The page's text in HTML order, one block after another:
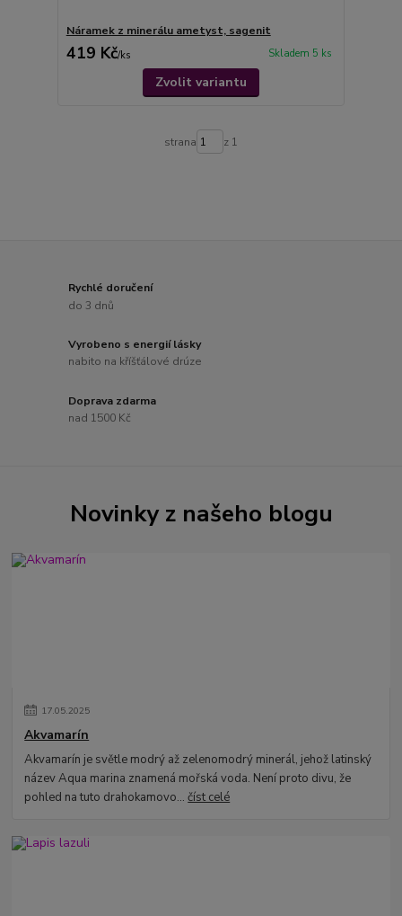
Náramek z minerálu ametyst, sagenit
419 Kč/ks Skladem 5 ks
Zvolit variantu
strana z 1
Rychlé doručení
do 3 dnů
Vyrobeno s energií lásky
nabito na kříšťálové drúze
Doprava zdarma
nad 1500 Kč
Novinky z našeho blogu
17.05.2025
Akvamarín
Akvamarín je světle modrý až zelenomodrý minerál, jehož latinský
název Aqua marina znamená mořská voda. Není proto divu, že
pohled na tuto drahokamovo...číst celé